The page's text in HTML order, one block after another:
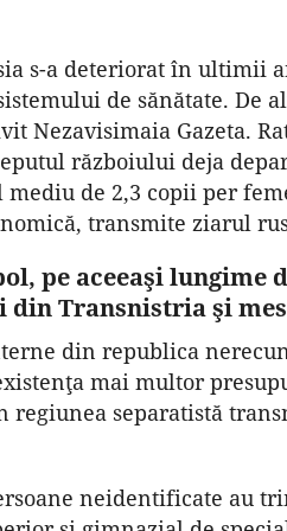
s-a deteriorat în ultimii
de sănătate.
Nezavisimaia Gazeta.
războiului deja
de 2,3 copii per
transmite ziarul
pe aceeaşi lungime
din Transnistria şi
din republica
mai multor
regiunea separatistă
neidentificate au